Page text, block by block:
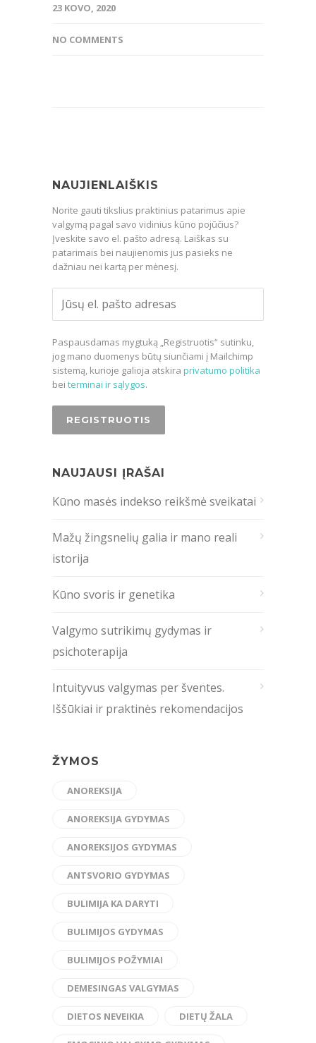
23 KOVO, 2020
NO COMMENTS
NAUJIENLAIŠKIS
Norite gauti tikslius praktinius patarimus apie
valgymą pagal savo vidinius kūno pojūčius?
Įveskite savo el. pašto adresą. Laiškas su
patarimais bei naujienomis jus pasieks ne
dažniau nei kartą per mėnesį.
Paspausdamas mygtuką „Registruotis“ sutinku,
jog mano duomenys būtų siunčiami į Mailchimp
sistemą, kurioje galioja atskira privatumo politika
bei terminai ir sąlygos.
NAUJAUSI ĮRAŠAI
Kūno masės indekso reikšmė sveikatai
Mažų žingsnelių galia ir mano reali
istorija
Kūno svoris ir genetika
Valgymo sutrikimų gydymas ir
psichoterapija
Intuityvus valgymas per šventes.
Iššūkiai ir praktinės rekomendacijos
ŽYMOS
ANOREKSIJA
ANOREKSIJA GYDYMAS
ANOREKSIJOS GYDYMAS
ANTSVORIO GYDYMAS
BULIMIJA KA DARYTI
BULIMIJOS GYDYMAS
BULIMIJOS POŽYMIAI
DEMESINGAS VALGYMAS
DIETOS NEVEIKIA DIETŲ ŽALA